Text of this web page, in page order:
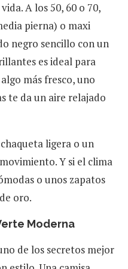
A los 50, 60 o 70,
pierna) o maxi
negro sencillo con un
es ideal para
más fresco, uno
te da un aire relajado
ligera o un
Y si el clima
o unos zapatos
oro.
Moderna
de los secretos mejor